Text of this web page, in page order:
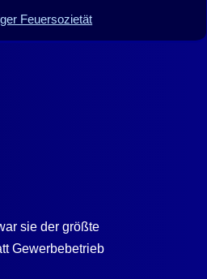
Feuersozietät
sie der größte
Gewerbebetrieb